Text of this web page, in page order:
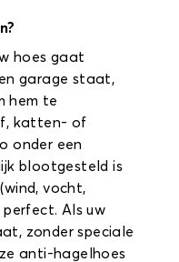
hoes gaat
garage staat,
hem te
katten- of
onder een
blootgesteld is
vocht,
perfect. Als uw
zonder speciale
anti-hagelhoes